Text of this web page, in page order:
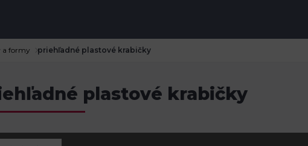
a formy priehľadné plastové krabičky
plastové krabičky